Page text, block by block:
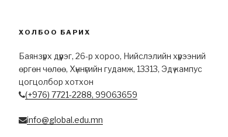
ХОЛБОО БАРИХ
Баянзүрх дүүрэг, 26-р хороо, Нийслэлийн хүрээний
өргөн чөлөө, Хүннүгийн гудамж, 13313, Эдү кампус
цогцолбор хотхон
(+976) 7721-2288, 99063659
info@global.edu.mn